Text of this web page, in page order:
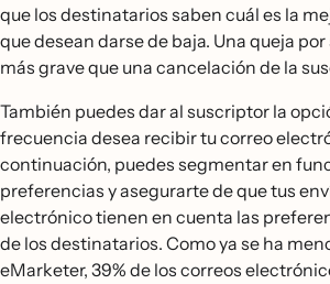
que los destinatarios saben cuál es la
que desean darse de baja. Una queja
más grave que una cancelación de la
También puedes dar al suscriptor la
frecuencia desea recibir tu correo
continuación, puedes segmentar en
preferencias y asegurarte de que tus
electrónico tienen en cuenta las
de los destinatarios. Como ya se ha
eMarketer, 39% de los correos